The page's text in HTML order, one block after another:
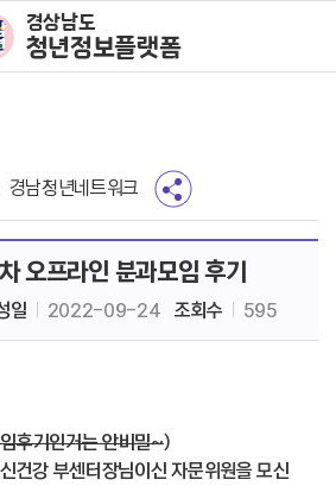
주메뉴바로가기
본문바로가기
경상남도
청년정보플랫폼
경남청년네트워크
오프라인 분과모임 후기
일 2022-09-24 조회수 595
후기인거는 안비밀~)
건강 부센터장님이신 자문위원을 모신